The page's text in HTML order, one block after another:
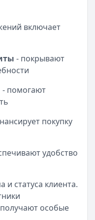
граждан в 2025 году
включает
- покрывают
- помогают
покупку
удобство
и статуса клиента.
особые